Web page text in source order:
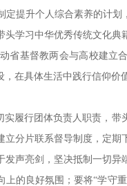
定提升个人综合素养的计
学习中华优秀传统文化
省基督教两会与高校建立
在具体生活中践行信仰价
实履行团体负责人职责，带
分片联系督导制度，定
声亮剑，坚决抵制一切
的良好氛围；要将“学守